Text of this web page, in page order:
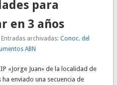
para
en 3 años
Entradas archivadas:Conoc. del
ABN
«Jorge Juan» de la localidad de
enviado una secuencia de